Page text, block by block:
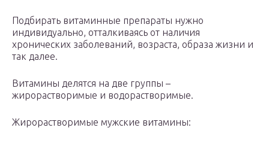
Подбирать витаминные препараты нужно
индивидуально, отталкиваясь от наличия
хронических заболеваний, возраста, образа жизни и
так далее.
Витамины делятся на две группы –
жирорастворимые и водорастворимые.
Жирорастворимые мужские витамины: